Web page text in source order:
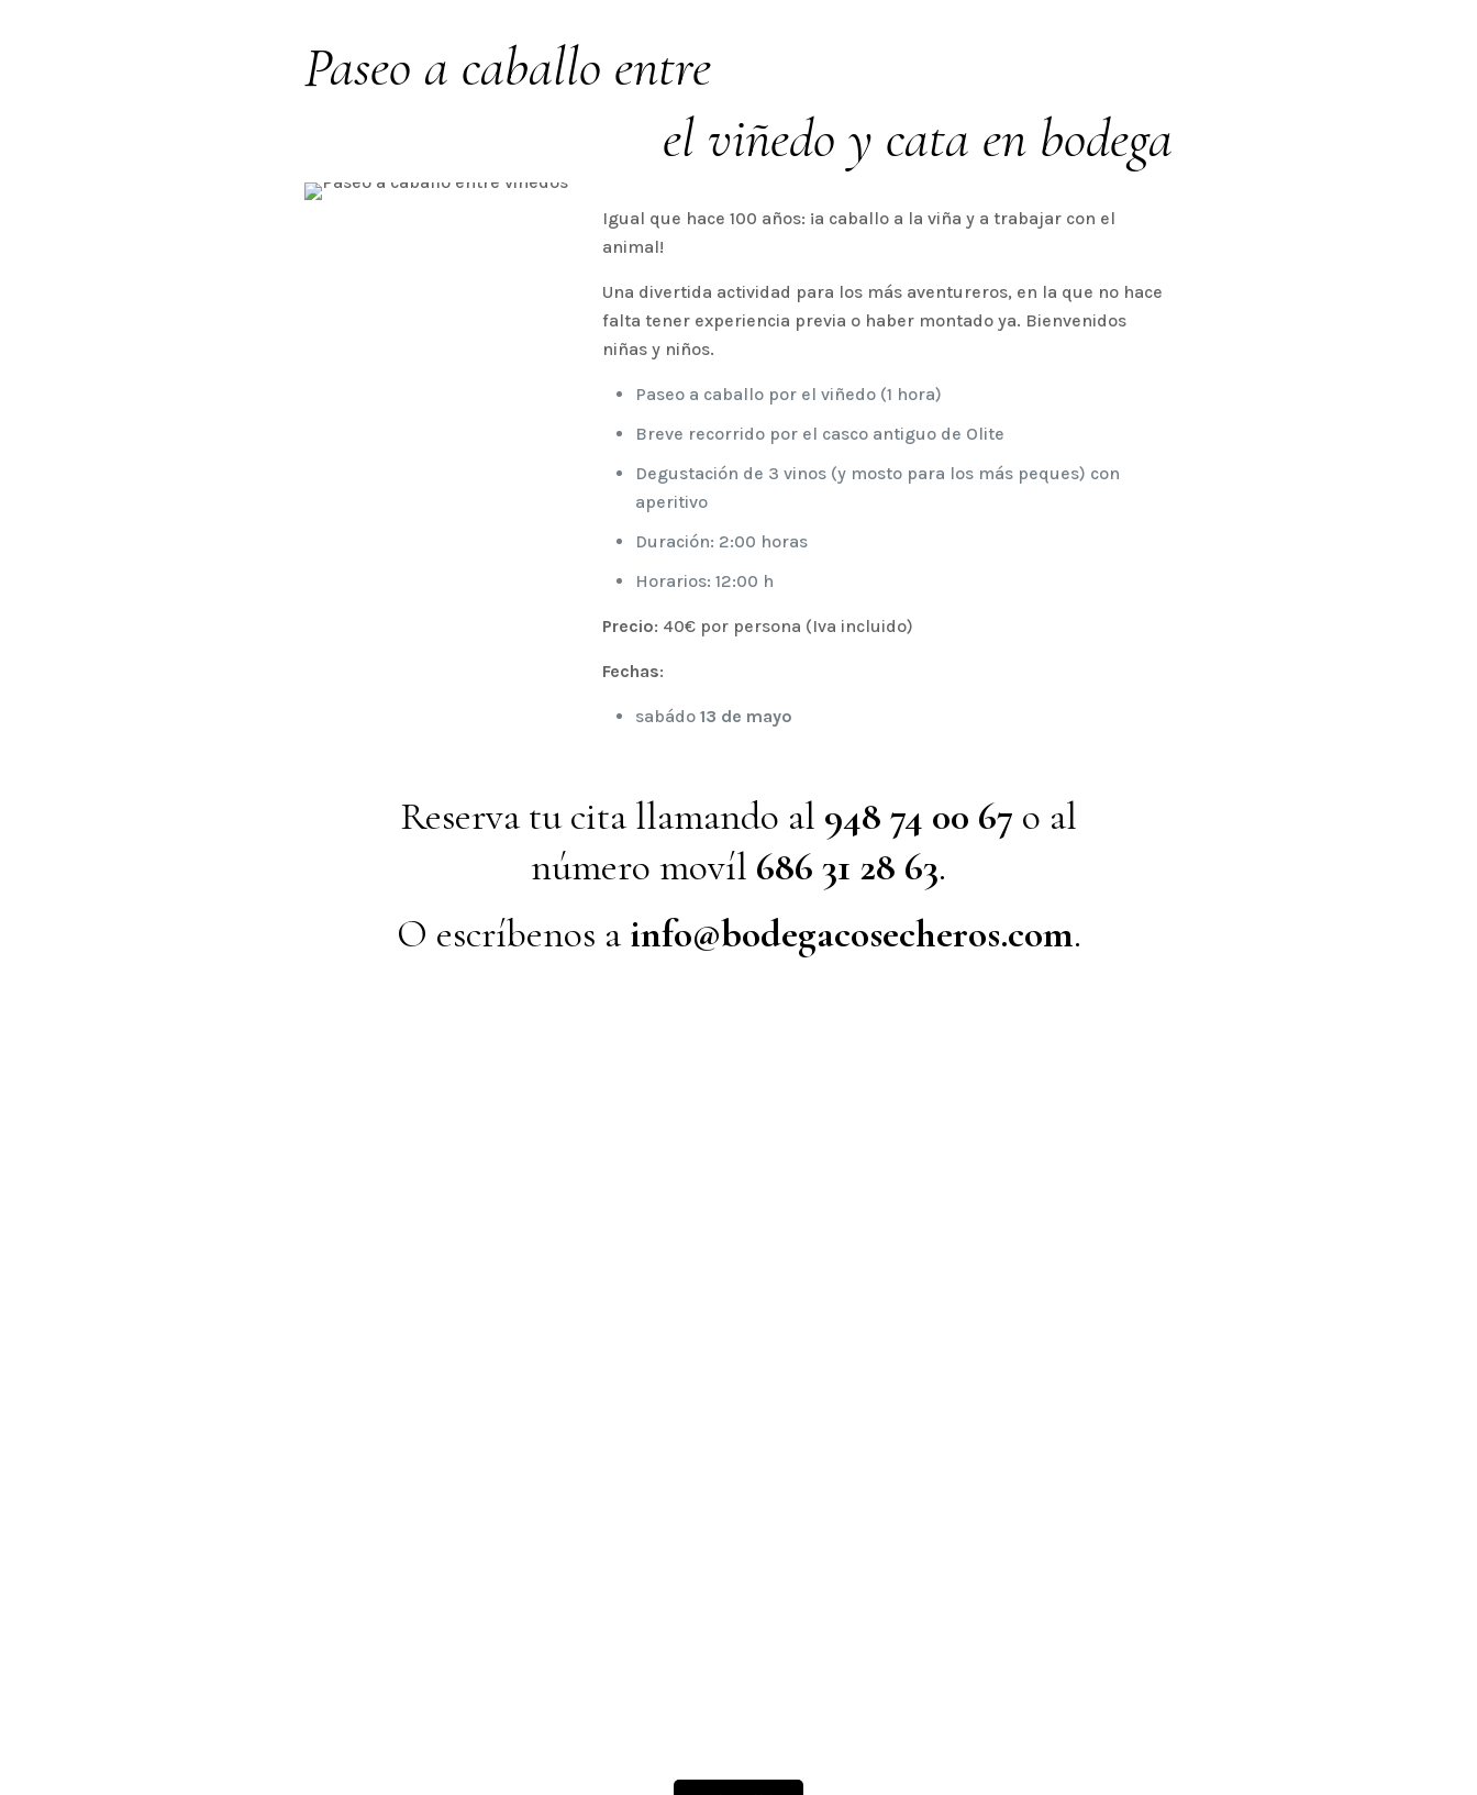
Paseo a caballo entre
el viñedo y cata en bodega
Igual que hace 100 años: ¡a caballo a la viña y a trabajar con el
animal!
Una divertida actividad para los más aventureros, en la que no hace
falta tener experiencia previa o haber montado ya. Bienvenidos
niñas y niños.
Paseo a caballo por el viñedo (1 hora)
Breve recorrido por el casco antiguo de Olite
Degustación de 3 vinos (y mosto para los más peques) con
aperitivo
Duración: 2:00 horas
Horarios: 12:00 h
Precio: 40€ por persona (Iva incluido)
Fechas:
sabádo13 de mayo
Reserva tu cita llamando al 948 74 00 67 o al
número movíl 686 31 28 63.
O escríbenos ainfo@bodegacosecheros.com.